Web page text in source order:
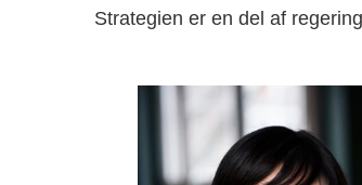
Strategien er en del af